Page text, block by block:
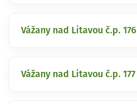
Vážany nad Litavou č.p. 176
Vážany nad Litavou č.p. 177